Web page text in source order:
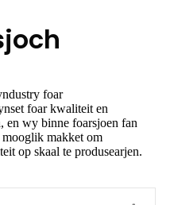
foar
foar kwaliteit en
en wy binne foarsjoen fan
makket om
op skaal te produsearjen.